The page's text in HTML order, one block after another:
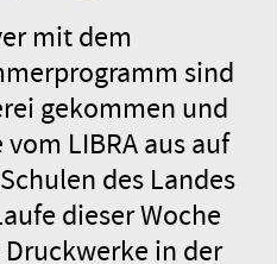
mit dem
sind
gekommen und
LIBRA aus auf
des Landes
dieser Woche
in der